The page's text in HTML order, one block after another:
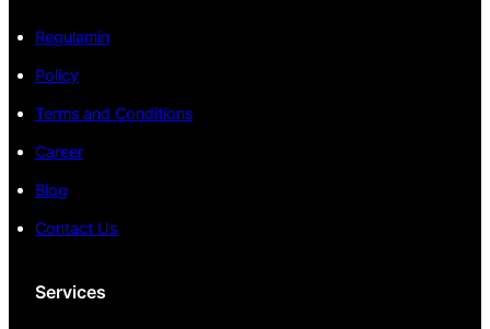
Regulamin
Policy
Terms and Conditions
Career
Blog
Contact Us
Services